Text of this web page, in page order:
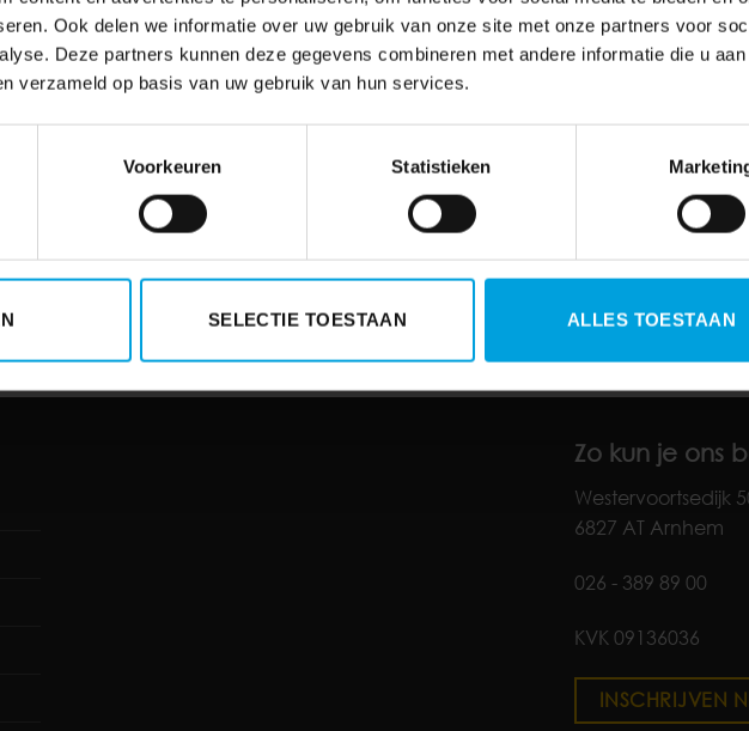
Ook delen we informatie over uw gebruik van onze site met onze partners voor
Deze partners kunnen deze gegevens combineren met andere informatie die u
verzameld op basis van uw gebruik van hun services.
Voorkeuren Statistieken
SELECTIE TOESTAAN ALLES TOESTAAN
Belastingtarieven 2023 zijn definitief
Zo kun je ons
Westervoortsedijk
6827 AT Arnhem
026 - 389 89 00
KVK 09136036
INSCHRIJVEN